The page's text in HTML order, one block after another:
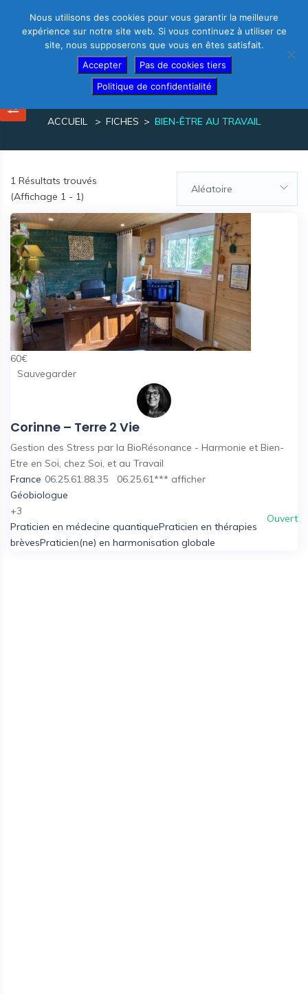
bien-être au travail
ACCUEIL FICHES BIEN-ÊTRE AU TRAVAIL
1 Résultats trouvés
(Affichage 1 - 1)
Aléatoire
60€
Sauvegarder
Corinne – Terre 2 Vie
Gestion des Stress par la BioRésonance - Harmonie et Bien-
Etre en Soi, chez Soi, et au Travail
France 06.25.61.88.35 06.25.61*** afficher
Géobiologue
+3
Praticien en médecine quantiquePraticien en thérapies
brèvesPraticien(ne) en harmonisation globale
Ouvert
Nous utilisons des cookies pour vous garantir la meilleure
expérience sur notre site web. Si vous continuez à utiliser ce
site, nous supposerons que vous en êtes satisfait.
Accepter
Pas de cookies tiers
Politique de confidentialité